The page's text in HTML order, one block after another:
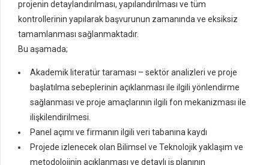
projenin detaylandırılması, yapılandırılması ve tüm
kontrollerinin yapılarak başvurunun zamanında ve eksiksiz
tamamlanması sağlanmaktadır.
Bu aşamada;
Akademik literatür taraması – sektör analizleri ve proje
başlatılma sebeplerinin açıklanması ile ilgili yönlendirme
sağlanması ve proje amaçlarının ilgili fon mekanizması ile
ilişkilendirilmesi.
Panel açımı ve firmanın ilgili veri tabanına kaydı
Projede izlenecek olan Bilimsel ve Teknolojik yaklaşım ve
metodolojinin açıklanması ve detaylı iş planının